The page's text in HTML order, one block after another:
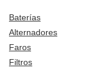
Baterías
Alternadores
Faros
Filtros